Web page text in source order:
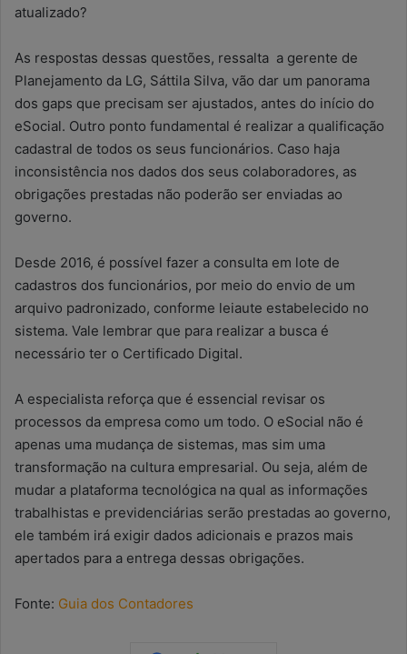
atualizado?
As respostas dessas questões, ressalta a gerente de
Planejamento da LG, Sáttila Silva, vão dar um panorama
dos gaps que precisam ser ajustados, antes do início do
eSocial. Outro ponto fundamental é realizar a qualificação
cadastral de todos os seus funcionários. Caso haja
inconsistência nos dados dos seus colaboradores, as
obrigações prestadas não poderão ser enviadas ao
governo.
Desde 2016, é possível fazer a consulta em lote de
cadastros dos funcionários, por meio do envio de um
arquivo padronizado, conforme leiaute estabelecido no
sistema. Vale lembrar que para realizar a busca é
necessário ter o Certificado Digital.
A especialista reforça que é essencial revisar os
processos da empresa como um todo. O eSocial não é
apenas uma mudança de sistemas, mas sim uma
transformação na cultura empresarial. Ou seja, além de
mudar a plataforma tecnológica na qual as informações
trabalhistas e previdenciárias serão prestadas ao governo,
ele também irá exigir dados adicionais e prazos mais
apertados para a entrega dessas obrigações.
Fonte: Guia dos Contadores